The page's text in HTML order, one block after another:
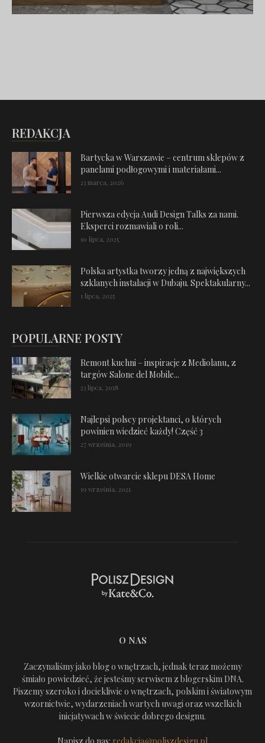
REDAKCJA
Bartycka w Warszawie – centrum sklepów z
panelami podłogowymi i materiałami...
23 marca, 2026
Pierwsza edycja Audi Design Talks za nami.
Eksperci rozmawiali o roli...
10 lipca, 2025
Polska artystka tworzy jedną z największych
szklanych instalacji w Dubaju. Spektakularny...
1 lipca, 2025
POPULARNE POSTY
Remont kuchni – inspiracje z Mediolanu, z
targów Salone del Mobile...
23 lipca, 2018
Najlepsi polscy projektanci, o których
powinien wiedzieć każdy! Część 3
27 września, 2019
Wielkie otwarcie sklepu DESA Home
19 września, 2021
O NAS
Zaczynaliśmy jako blog o wnętrzach, jednak teraz możemy
śmiało powiedzieć, że jesteśmy serwisem z blogerskim DNA.
Piszemy szeroko i dociekliwie o wnętrzach, polskim i światowym
wzornictwie, wydarzeniach wartych uwagi oraz wszelkich
inicjatywach w świecie dobrego designu.